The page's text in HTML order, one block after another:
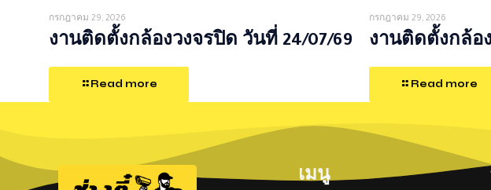
กรกฎาคม 29, 2026
งานติดตั้งกล้องวงจรปิด วันที่ 24/07/69
Read more
กรกฎาคม 29, 2026
งานติดตั้งกล้อ
Read more
เมนู